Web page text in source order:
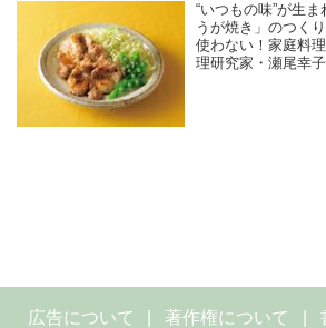
“いつもの味”が生
うが焼き」のつく
使わない！家庭料
理研究家・瀬尾幸
広告について 著作権について